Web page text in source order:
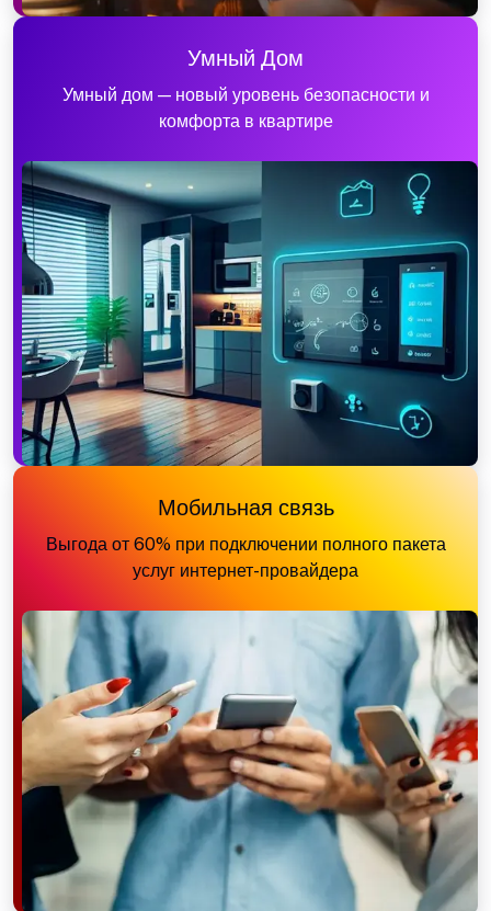
Умный Дом
Умный дом — новый уровень безопасности и
комфорта в квартире
Мобильная связь
Выгода от 60% при подключении полного пакета
услуг интернет-провайдера